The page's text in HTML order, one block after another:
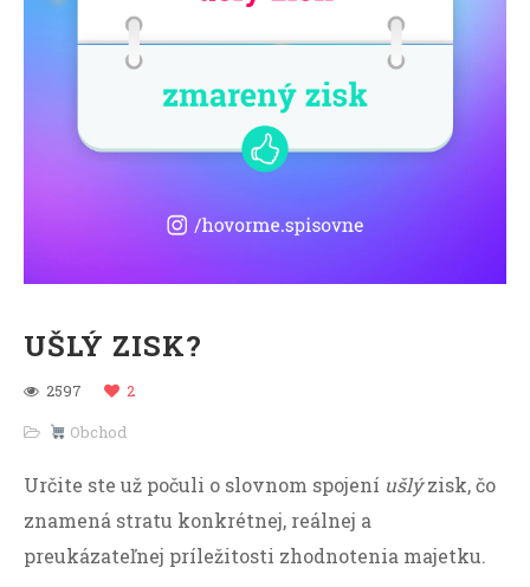
UŠLÝ ZISK?
2597
2
Obchod
Určite ste už počuli o slovnom spojení ušlýzisk, čo
znamená stratu konkrétnej, reálnej a
preukázateľnej príležitosti zhodnotenia majetku.